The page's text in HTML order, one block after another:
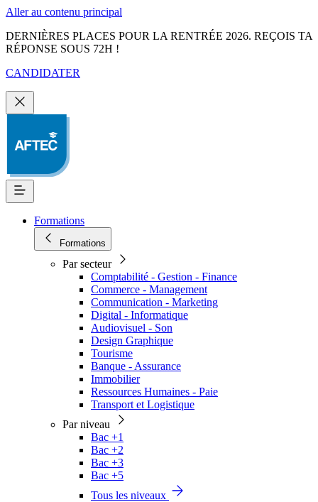
Aller au contenu principal
DERNIÈRES PLACES POUR LA RENTRÉE 2026. REÇOIS TA
RÉPONSE SOUS 72H !
CANDIDATER
Formations
Formations
Par secteur
Comptabilité - Gestion - Finance
Commerce - Management
Communication - Marketing
Digital - Informatique
Audiovisuel - Son
Design Graphique
Tourisme
Banque - Assurance
Immobilier
Ressources Humaines - Paie
Transport et Logistique
Par niveau
Bac +1
Bac +2
Bac +3
Bac +5
Tous les niveaux